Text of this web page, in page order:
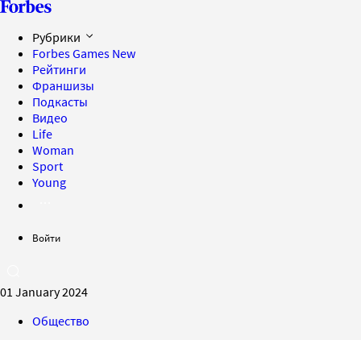
Рубрики
Forbes Games New
Рейтинги
Франшизы
Подкасты
Видео
Life
Woman
Sport
Young
Войти
01 January 2024
Общество